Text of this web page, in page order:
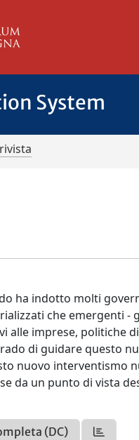
System
ha indotto molti
che emergenti
alle imprese, politiche
di guidare questo
nuovo interventismo
da un punto di vista
(DC)